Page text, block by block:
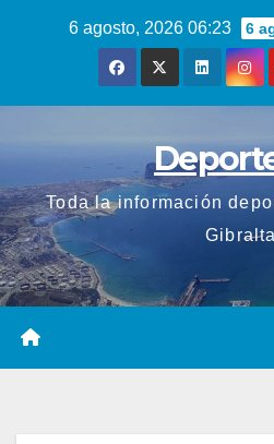
6 agosto, 2026 06:23 6
Toda la información